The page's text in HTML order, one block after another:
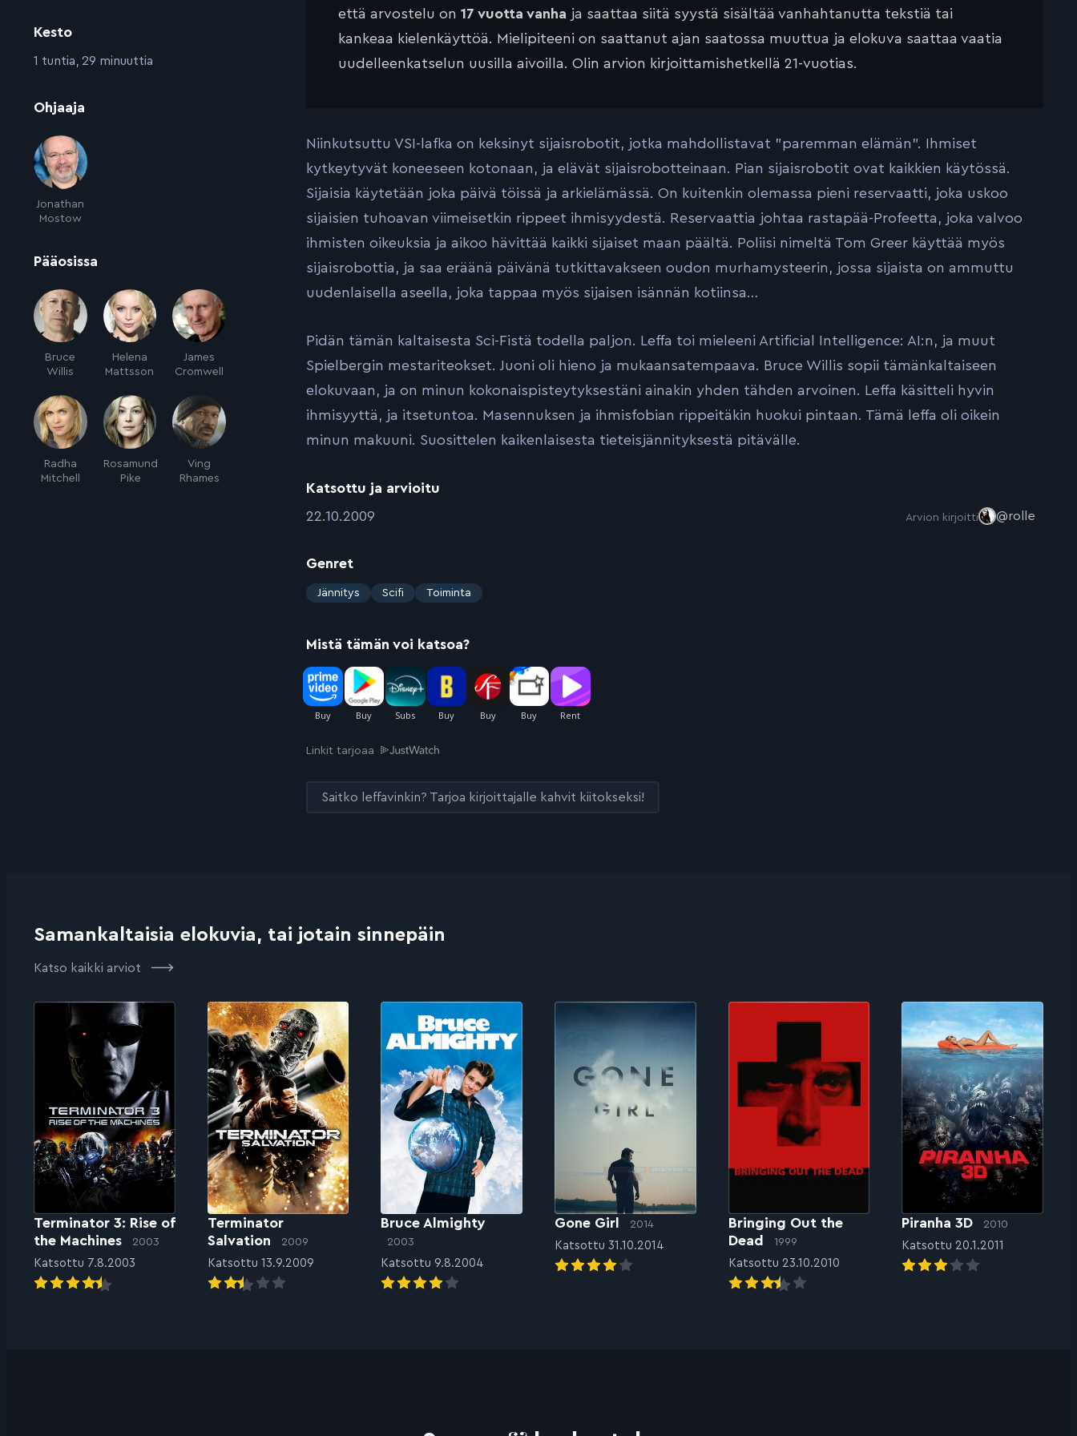
Kesto
:1 tuntia, 29 minuuttia
Ohjaaja
Jonathan
Mostow
Pääosissa
Bruce
Willis
Helena
Mattsson
James
Cromwell
Radha
Mitchell
Rosamund
Pike
Ving
Rhames
että arvostelu on 17 vuotta vanha ja saattaa siitä syystä sisältää vanhahtanutta tekstiä tai
kankeaa kielenkäyttöä. Mielipiteeni on saattanut ajan saatossa muuttua ja elokuva saattaa vaatia
uudelleenkatselun uusilla aivoilla. Olin arvion kirjoittamishetkellä 21-vuotias.
Niinkutsuttu VSI-lafka on keksinyt sijaisrobotit, jotka mahdollistavat ”paremman elämän”. Ihmiset
kytkeytyvät koneeseen kotonaan, ja elävät sijaisrobotteinaan. Pian sijaisrobotit ovat kaikkien käytössä.
Sijaisia käytetään joka päivä töissä ja arkielämässä. On kuitenkin olemassa pieni reservaatti, joka uskoo
sijaisien tuhoavan viimeisetkin rippeet ihmisyydestä. Reservaattia johtaa rastapää-Profeetta, joka valvoo
ihmisten oikeuksia ja aikoo hävittää kaikki sijaiset maan päältä. Poliisi nimeltä Tom Greer käyttää myös
sijaisrobottia, ja saa eräänä päivänä tutkittavakseen oudon murhamysteerin, jossa sijaista on ammuttu
uudenlaisella aseella, joka tappaa myös sijaisen isännän kotiinsa…
Pidän tämän kaltaisesta Sci-Fistä todella paljon. Leffa toi mieleeni Artificial Intelligence: AI:n, ja muut
Spielbergin mestariteokset. Juoni oli hieno ja mukaansatempaava. Bruce Willis sopii tämänkaltaiseen
elokuvaan, ja on minun kokonaispisteytyksestäni ainakin yhden tähden arvoinen. Leffa käsitteli hyvin
ihmisyyttä, ja itsetuntoa. Masennuksen ja ihmisfobian rippeitäkin huokui pintaan. Tämä leffa oli oikein
minun makuuni. Suosittelen kaikenlaisesta tieteisjännityksestä pitävälle.
Katsottu ja arvioitu
:22.10.2009 Arvion kirjoitti @rolle
Genret
:
Jännitys Scifi Toiminta
Mistä tämän voi katsoa?
Linkit tarjoaa
Saitko leffavinkin? Tarjoa kirjoittajalle kahvit kiitokseksi!
Samankaltaisia elokuvia, tai jotain sinnepäin
Katso kaikki arviot
Terminator 3: Rise of
the Machines
2003
Katsottu 7.8.2003
Terminator
Salvation
2009
Katsottu 13.9.2009
Bruce Almighty
2003
Katsottu 9.8.2004
Gone Girl 2014
Katsottu 31.10.2014
Bringing Out the
Dead
1999
Katsottu 23.10.2010
Piranha 3D 2010
Katsottu 20.1.2011